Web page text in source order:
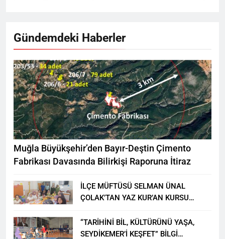
Gündemdeki Haberler
Muğla Büyükşehir’den Bayır-Deştin Çimento
Fabrikası Davasında Bilirkişi Raporuna İtiraz
İLÇE MÜFTÜSÜ SELMAN ÜNAL
ÇOLAK’TAN YAZ KUR’AN KURSU
“TARİHİNİ BİL, KÜLTÜRÜNÜ YAŞA,
SEYDİKEMER’İ KEŞFET” BİLGİ